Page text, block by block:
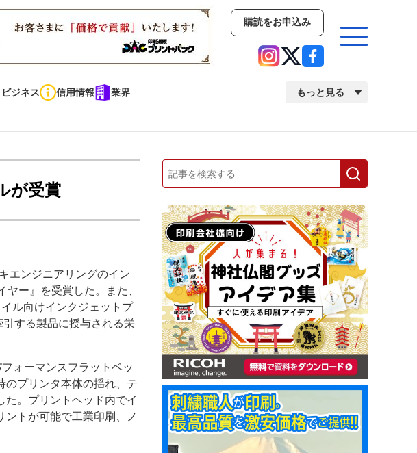
購読をお申込み
ビジネス 信用情報 業界 もっと見る
イベント
イベント 信用情報 業界 市場・統計 人事・移転・異動・訃報
JAPAN PACK 2023 特集 中古印刷機・製本機特集
2022 検査・校正特集
が受賞
エンジニアリングのイン
ー』を受賞した。また、
ル向けインクジェットプ
する製品に授与される栄
ォーマンスフラットベッ
のプリンタ本体の揺れ、テ
。プリントヘッド内でイ
トが可能で工業印刷、ノ